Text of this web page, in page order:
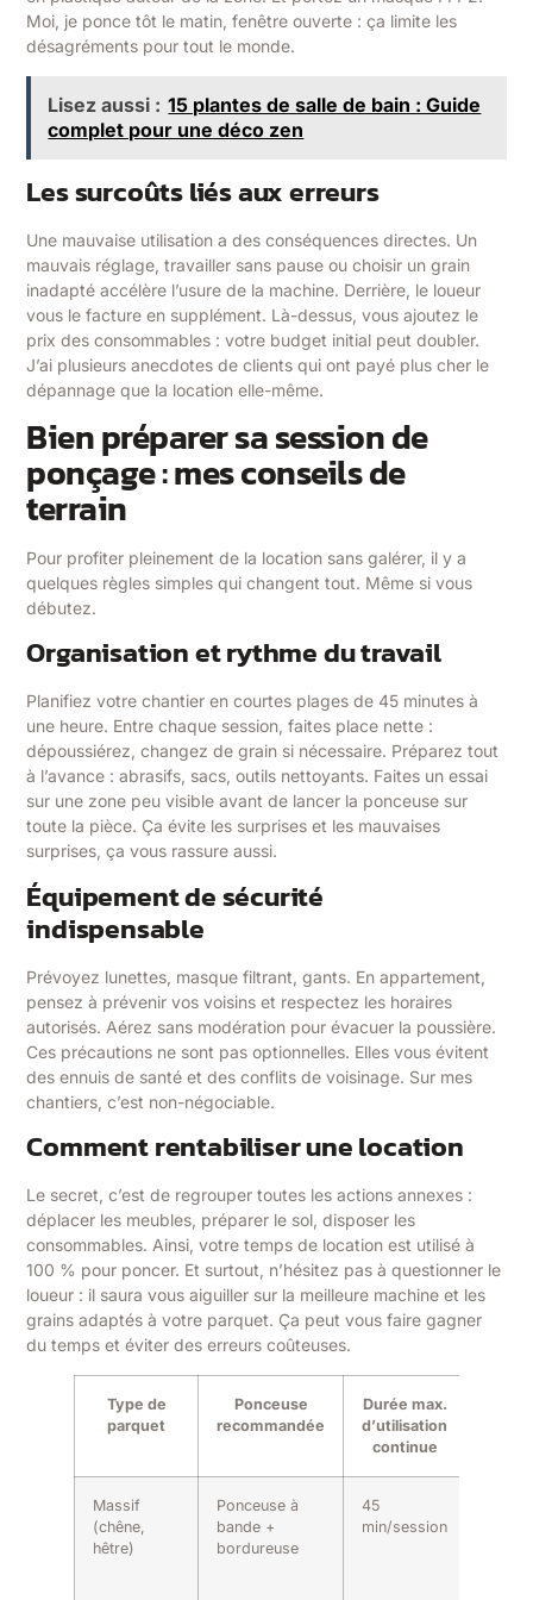
Moi, je ponce tôt le matin, fenêtre ouverte : ça limite les
désagréments pour tout le monde.
Lisez aussi : 15 plantes de salle de bain : Guide
complet pour une déco zen
Les surcoûts liés aux erreurs
Une mauvaise utilisation a des conséquences directes. Un
mauvais réglage, travailler sans pause ou choisir un grain
inadapté accélère l’usure de la machine. Derrière, le loueur
vous le facture en supplément. Là-dessus, vous ajoutez le
prix des consommables : votre budget initial peut doubler.
J’ai plusieurs anecdotes de clients qui ont payé plus cher le
dépannage que la location elle-même.
Bien préparer sa session de
ponçage : mes conseils de
terrain
Pour profiter pleinement de la location sans galérer, il y a
quelques règles simples qui changent tout. Même si vous
débutez.
Organisation et rythme du travail
Planifiez votre chantier en courtes plages de 45 minutes à
une heure. Entre chaque session, faites place nette :
dépoussiérez, changez de grain si nécessaire. Préparez tout
à l’avance : abrasifs, sacs, outils nettoyants. Faites un essai
sur une zone peu visible avant de lancer la ponceuse sur
toute la pièce. Ça évite les surprises et les mauvaises
surprises, ça vous rassure aussi.
Équipement de sécurité
indispensable
Prévoyez lunettes, masque filtrant, gants. En appartement,
pensez à prévenir vos voisins et respectez les horaires
autorisés. Aérez sans modération pour évacuer la poussière.
Ces précautions ne sont pas optionnelles. Elles vous évitent
des ennuis de santé et des conflits de voisinage. Sur mes
chantiers, c’est non-négociable.
Comment rentabiliser une location
Le secret, c’est de regrouper toutes les actions annexes :
déplacer les meubles, préparer le sol, disposer les
consommables. Ainsi, votre temps de location est utilisé à
100 % pour poncer. Et surtout, n’hésitez pas à questionner le
loueur : il saura vous aiguiller sur la meilleure machine et les
grains adaptés à votre parquet. Ça peut vous faire gagner
du temps et éviter des erreurs coûteuses.
Type de
parquet
Ponceuse
recommandée
Durée max.
d’utilisation
continue
Massif
(chêne,
hêtre)
Ponceuse à
bande +
bordureuse
45
min/session